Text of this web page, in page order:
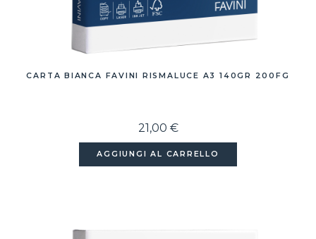
CARTA BIANCA FAVINI RISMALUCE A3 140GR 200FG
21,00 €
AGGIUNGI AL CARRELLO